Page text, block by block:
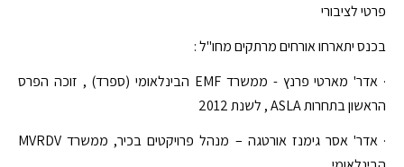
פרטי לציבורי
בכנס יתארחו אורחים מרתקים מחו"ל :
· אדר' מארטי פרנץ - ממשרד EMF הבינלאומי (ספרד) , זוכה הפרס
הראשון בתחרות ASLA , לשנת 2012
· אדר' אסר גימנז אורטגה – מנהל פרויקטים בכיר, ממשרד MVRDV